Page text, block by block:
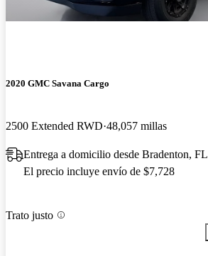
2020 GMC Savana Cargo
2500 Extended RWD 48,057 millas
Entrega a domicilio desde Bradenton, FL
El precio incluye envío de $7,728
Trato justo